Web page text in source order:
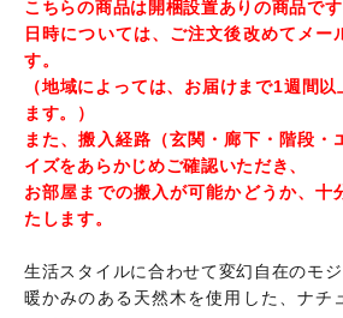
こちらの商品は開梱設置ありの商品です
日時については、ご注文後改めてメー
す。
（地域によっては、お届けまで1週間
ます。）
また、搬入経路（玄関・廊下・階段・
イズをあらかじめご確認いただき、
お部屋までの搬入が可能かどうか、十
たします。
生活スタイルに合わせて変幻自在のモ
暖かみのある天然木を使用した、ナチ